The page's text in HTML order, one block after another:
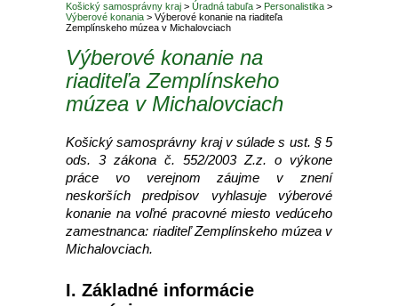
Košický samosprávny kraj > Úradná tabuľa > Personalistika >
Výberové konania > Výberové konanie na riaditeľa
Zemplínskeho múzea v Michalovciach
Výberové konanie na
riaditeľa Zemplínskeho
múzea v Michalovciach
Košický samosprávny kraj v súlade s ust. § 5
ods. 3 zákona č. 552/2003 Z.z. o výkone
práce vo verejnom záujme v znení
neskorších predpisov vyhlasuje výberové
konanie na voľné pracovné miesto vedúceho
zamestnanca: riaditeľ Zemplínskeho múzea v
Michalovciach.
I. Základné informácie